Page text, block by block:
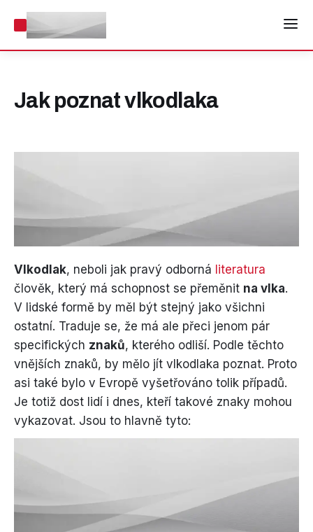
Jak poznat vlkodlaka
Vlkodlak, neboli jak pravý odborná literatura
člověk, který má schopnost se přeměnit na vlka.
V lidské formě by měl být stejný jako všichni
ostatní. Traduje se, že má ale přeci jenom pár
specifických znaků, kterého odliší. Podle těchto
vnějších znaků, by mělo jít vlkodlaka poznat. Proto
asi také bylo v Evropě vyšetřováno tolik případů.
Je totiž dost lidí i dnes, kteří takové znaky mohou
vykazovat. Jsou to hlavně tyto: